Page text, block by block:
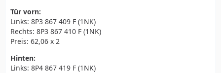
Tür vorn:
Links: 8P3 867 409 F (1NK)
Rechts: 8P3 867 410 F (1NK)
Preis: 62,06 x 2
Hinten:
Links: 8P4 867 419 F (1NK)